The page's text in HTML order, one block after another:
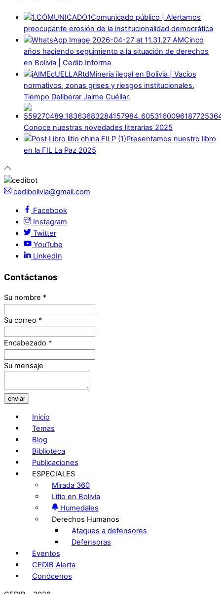
Comunicado público | Alertamos
preocupante erosión de la institucionalidad democrática
Cinco
años haciendo seguimiento a la situación de derechos
en Bolivia | Cedib Informa
Minería ilegal en Bolivia | Vacíos
normativos, zonas grises y riesgos institucionales.
Tiempo Deliberar Jaime Cuéllar.
Conoce nuestras novedades literarias 2025
Presentamos nuestro libro
en la FIL La Paz 2025
cedibolivia@gmail.com
Facebook
Instagram
Twitter
YouTube
LinkedIn
Contáctanos
Su nombre *
Su correo *
Encabezado *
Su mensaje
enviar
Inicio
Temas
Blog
Biblioteca
Publicaciones
ESPECIALES
Mirada 360
Litio en Bolivia
Humedales
Derechos Humanos
Ataques a defensores
Defensoras
Eventos
CEDIB Alerta
Conócenos